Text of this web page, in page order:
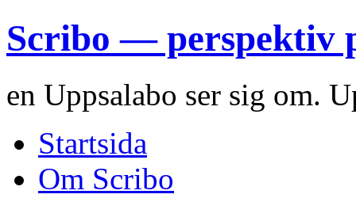
Scribo — perspektiv
en Uppsalabo ser sig om.
Startsida
Om Scribo